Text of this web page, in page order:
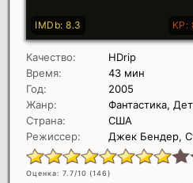
Качество:
HDrip
Время:
43 мин
Год:
2005
Жанр:
Фантастика,
Страна:
США
Режиссер:
Оценка: 7.7/10 (146)